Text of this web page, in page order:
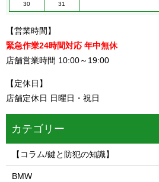
30 31
【営業時間】
緊急作業24時間対応 年中無休
店舗営業時間 10:00～19:00
【定休日】
店舗定休日 日曜日・祝日
カテゴリー
【コラム/鍵と防犯の知識】
BMW